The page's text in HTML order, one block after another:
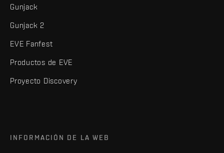
Gunjack
Gunjack 2
EVE Fanfest
Productos de EVE
Proyecto Discovery
INFORMACIÓN DE LA WEB